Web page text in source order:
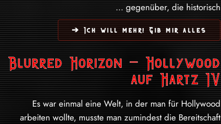
gegenüber, die historisch ...
Ich will mehr! Gib mir alles ➔
Blurred Horizon – Hollywood
auf Hartz IV
Es war einmal eine Welt, in der man für Hollywood
arbeiten wollte, musste man zumindest die Bereitschaft